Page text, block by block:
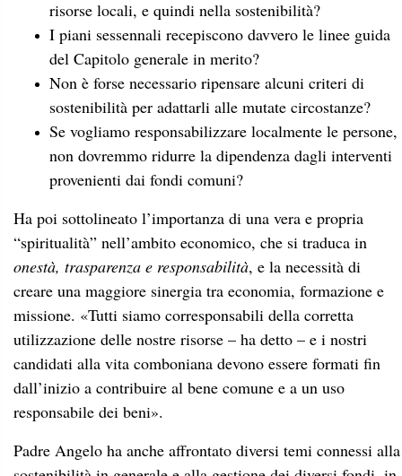
Ha poi sottolineato l’importanza di una vera e propria
“spiritualità” nell’ambito economico, che si traduca in
onestà, trasparenza e responsabilità, e la necessità di
creare una maggiore sinergia tra economia, formazione e
missione. «Tutti siamo corresponsabili della corretta
utilizzazione delle nostre risorse – ha detto – e i nostri
candidati alla vita comboniana devono essere formati fin
dall’inizio a contribuire al bene comune e a un uso
responsabile dei beni».
Padre Angelo ha anche affrontato diversi temi connessi alla
sostenibilità in generale e alla gestione dei diversi fondi, in
particolare:
fondi ammalati, per la formazione, per anzianità, ecc.;
stili di vita e di formazione più sobri; conseguenze
dell’internazionalizzazione della formazione e costi
elevati degli spostamenti;
circoscrizioni (la durata media di un loro servizio è